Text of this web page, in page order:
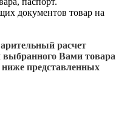
документов товар на
расчет
выбранного Вами товара
представленных